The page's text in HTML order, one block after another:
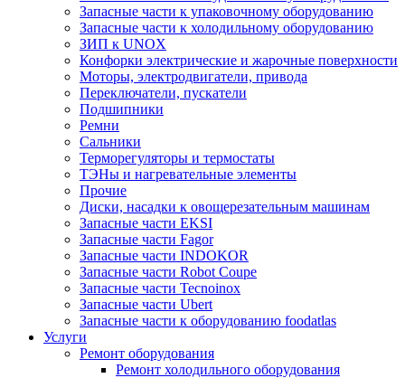
Запасные части к упаковочному оборудованию
Запасные части к холодильному оборудованию
ЗИП к UNOX
Конфорки электрические и жарочные поверхности
Моторы, электродвигатели, привода
Переключатели, пускатели
Подшипники
Ремни
Сальники
Терморегуляторы и термостаты
ТЭНы и нагревательные элементы
Прочие
Диски, насадки к овощерезательным машинам
Запасные части EKSI
Запасные части Fagor
Запасные части INDOKOR
Запасные части Robot Coupe
Запасные части Tecnoinox
Запасные части Ubert
Запасные части к оборудованию foodatlas
Услуги
Ремонт оборудования
Ремонт холодильного оборудования